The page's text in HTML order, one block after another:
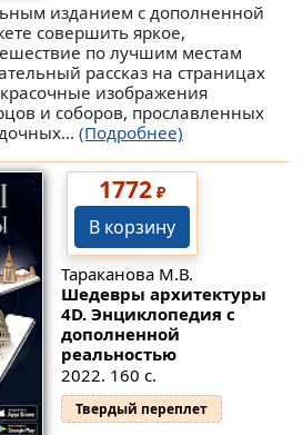
изданием с дополненной
совершить яркое,
по лучшим местам
рассказ на страницах
изображения
и соборов, прославленных
(Подробнее)
1772₽
В корзину
Тараканова М.В.
Шедевры архитектуры
4D. Энциклопедия с
дополненной
реальностью
2022. 160 с.
Твердый переплет